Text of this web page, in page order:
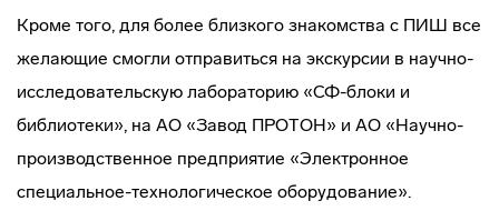
Кроме того, для более близкого знакомства с ПИШ все
желающие смогли отправиться на экскурсии в научно-
исследовательскую лабораторию «СФ-блоки и
библиотеки», на АО «Завод ПРОТОН» и АО «Научно-
производственное предприятие «Электронное
специальное-технологическое оборудование».